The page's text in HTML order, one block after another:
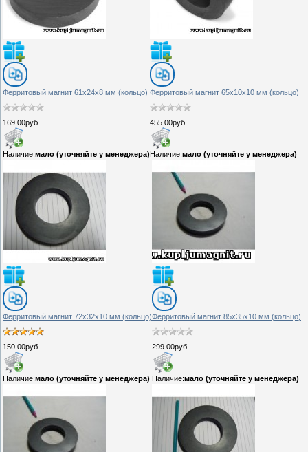
Ферритовый магнит 61х24х8 мм (кольцо)
169.00руб.
Наличие:мало (уточняйте у менеджера)
Ферритовый магнит 65х10х10 мм (кольцо)
455.00руб.
Наличие:мало (уточняйте у менеджера)
Ферритовый магнит 72х32х10 мм (кольцо)
150.00руб.
Наличие:мало (уточняйте у менеджера)
Ферритовый магнит 85х35х10 мм (кольцо)
299.00руб.
Наличие:мало (уточняйте у менеджера)